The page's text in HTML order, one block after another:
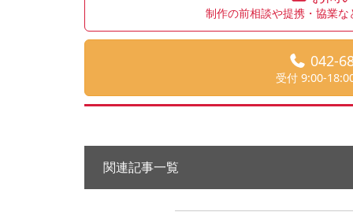
制作の前相談や提携・協業
042-
受付 9:00-
関連記事一覧